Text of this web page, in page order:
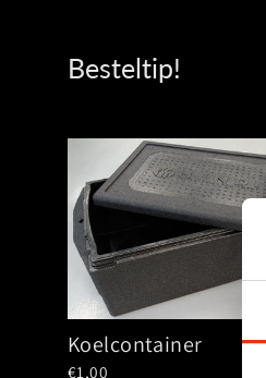
Besteltip!
Koelcontainer
€1,00